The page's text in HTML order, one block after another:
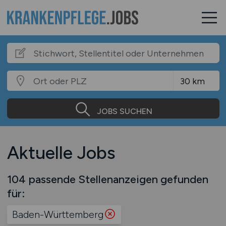
JOBS SUCHEN
Aktuelle Jobs
104 passende Stellenanzeigen gefunden
für:
Baden-Württemberg